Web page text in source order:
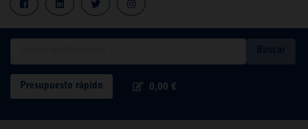
Presupuesto rápido 0,00 €